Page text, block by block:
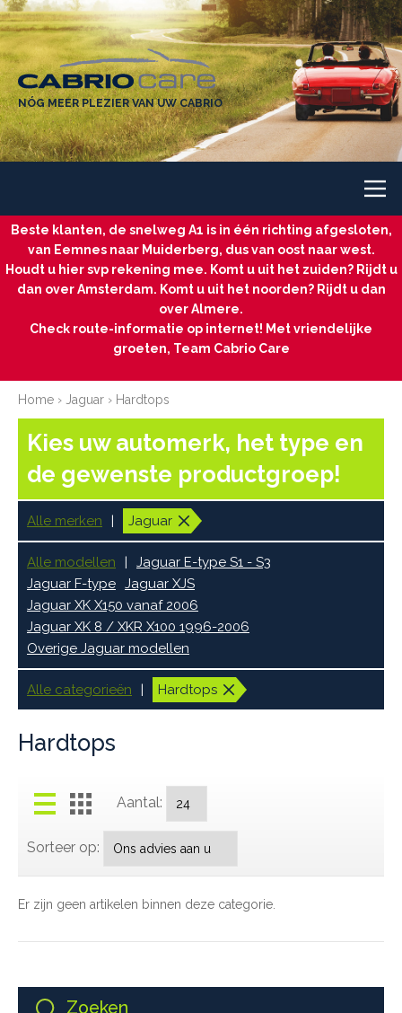
NÓG MEER PLEZIER VAN UW CABRIO
Beste klanten, de snelweg A1 is in één richting afgesloten,
van Eemnes naar Muiderberg, dus van oost naar west.
Houdt u hier svp rekening mee. Komt u uit het zuiden? Rijdt u
dan over Amsterdam. Komt u uit het noorden? Rijdt u dan
over Almere.
Check route-informatie op internet! Met vriendelijke
groeten, Team Cabrio Care
Home › Jaguar › Hardtops
Zoeken
Kies uw automerk, het type en
de gewenste productgroep!
Alle merken Jaguar
Alle modellen
Jaguar E-type S1 - S3
Jaguar F-type Jaguar XJS
Jaguar XK X150 vanaf 2006
Jaguar XK 8 / XKR X100 1996-2006
Overige Jaguar modellen
Alle categorieën Hardtops
Hardtops
Aantal:
Sorteer op:
Er zijn geen artikelen binnen deze categorie.